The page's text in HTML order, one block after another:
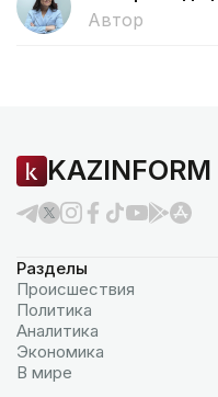
Автор
KAZINFORM
Разделы
Происшествия
Политика
Аналитика
Экономика
В мире